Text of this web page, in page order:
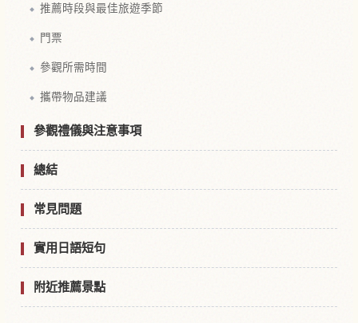
推薦時段與最佳旅遊季節
門票
參觀所需時間
攜帶物品建議
參觀禮儀與注意事項
總結
常見問題
實用日語短句
附近推薦景點